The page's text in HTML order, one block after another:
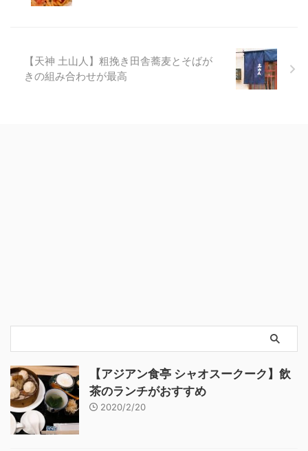
【天神 土山人】粗挽き田舎蕎麦とそばが
きの組み合わせが最高
【アジアン食亭 シャオスークーク】飲
茶のランチがおすすめ
2020/2/20